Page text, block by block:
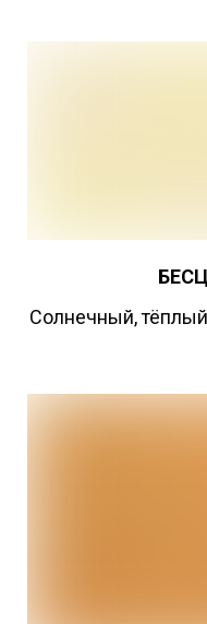
Cолнечный,